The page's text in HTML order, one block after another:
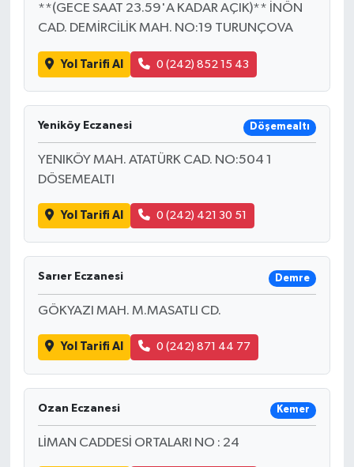
**(GECE SAAT 23.59'A KADAR AÇIK)** İNÖN
CAD. DEMİRCİLİK MAH. NO:19 TURUNÇOVA
Yol Tarifi Al 0 (242) 852 15 43
Yeniköy Eczanesi Döşemealtı
YENIKÖY MAH. ATATÜRK CAD. NO:504 1
DÖSEMEALTI
Yol Tarifi Al 0 (242) 421 30 51
Sarıer Eczanesi Demre
GÖKYAZI MAH. M.MASATLI CD.
Yol Tarifi Al 0 (242) 871 44 77
Ozan Eczanesi Kemer
LİMAN CADDESİ ORTALARI NO : 24